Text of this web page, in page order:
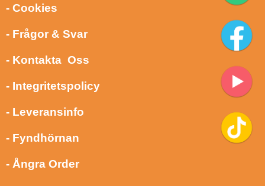
- Cookies
- Frågor & Svar
- Kontakta Oss
- Integritetspolicy
- Leveransinfo
- Fyndhörnan
- Ångra Order